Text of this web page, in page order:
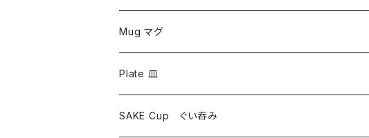
Mug マグ
Plate 皿
SAKE Cup ぐい吞み